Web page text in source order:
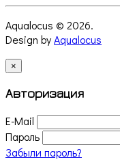
Aqualocus © 2026.
Design byAqualocus
×
Авторизация
E-Mail
Пароль
Забыли пароль?